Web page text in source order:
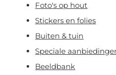
Foto's op hout
Stickers en folies
Buiten & tuin
Speciale
Beeldbank